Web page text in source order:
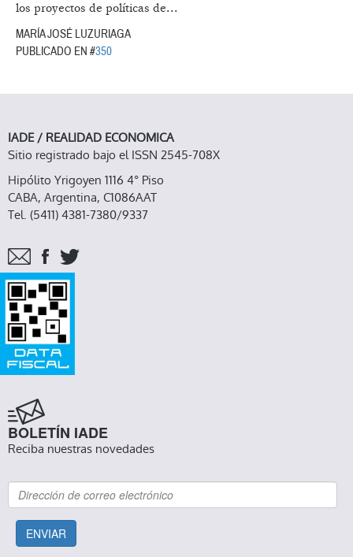
los proyectos de políticas de...
MARÍA JOSÉ LUZURIAGA
PUBLICADO EN #350
IADE / REALIDAD ECONOMICA
Sitio registrado bajo el ISSN 2545-708X
Hipólito Yrigoyen 1116 4° Piso
CABA, Argentina, C1086AAT
Tel. (5411) 4381-7380/9337
BOLETÍN IADE
Reciba nuestras novedades
ENVIAR